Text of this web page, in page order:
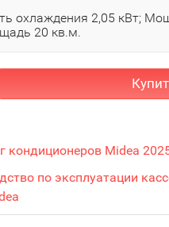
охлаждения 2,05 кВт;
20 кв.м.
кондиционеров Midea
по эксплуатации